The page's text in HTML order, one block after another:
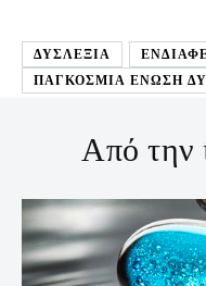
ΔΥΣΛΕΞΙΑ
ΠΑΓΚΟΣΜΙΑ ΕΝΩΣΗ
Από την